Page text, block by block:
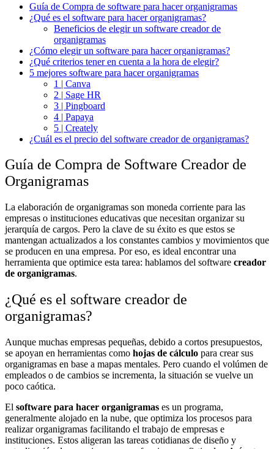
Guía de Compra de software para hacer organigramas
¿Qué es el software para hacer organigramas?
Beneficios de elegir un software creador de
organigramas
¿Cómo elegir un software para hacer organigramas?
¿Qué criterios tener en cuenta a la hora de elegir?
5 mejores software para hacer organigramas
1 | Canva
2 | Sage HR
3 | Pingboard
4 | Papaya
5 | Creately
¿Cuál es el precio del software creador de organigramas?
Guía de Compra de Software Creador de
Organigramas
La elaboración de organigramas son moneda corriente para las
empresas o instituciones educativas que necesitan organizar su
jerarquía de cargos. Pero la clave de su éxito es que estos se
mantengan actualizados a los constantes cambios y movimientos que
se producen en una empresa. Por eso, es ideal encontrar una
herramienta que optimice esta tarea: hablamos del software creador
de organigramas.
¿Qué es el software creador de
organigramas?
Aunque muchas empresas pequeñas, debido a cortos presupuestos,
se apoyan en herramientas como hojas de cálculo para crear sus
organigramas en base a mapas mentales. Pero cuando el volúmen de
empleados o de cambios se incrementa, la situación se vuelve un
poco caótica.
El software para hacer organigramas es un programa,
generalmente alojado en la nube, que optimiza los procesos para
realizar organigramas facilitando el trabajo de empresas e
instituciones. Estos aligeran las tareas cotidianas de diseño y